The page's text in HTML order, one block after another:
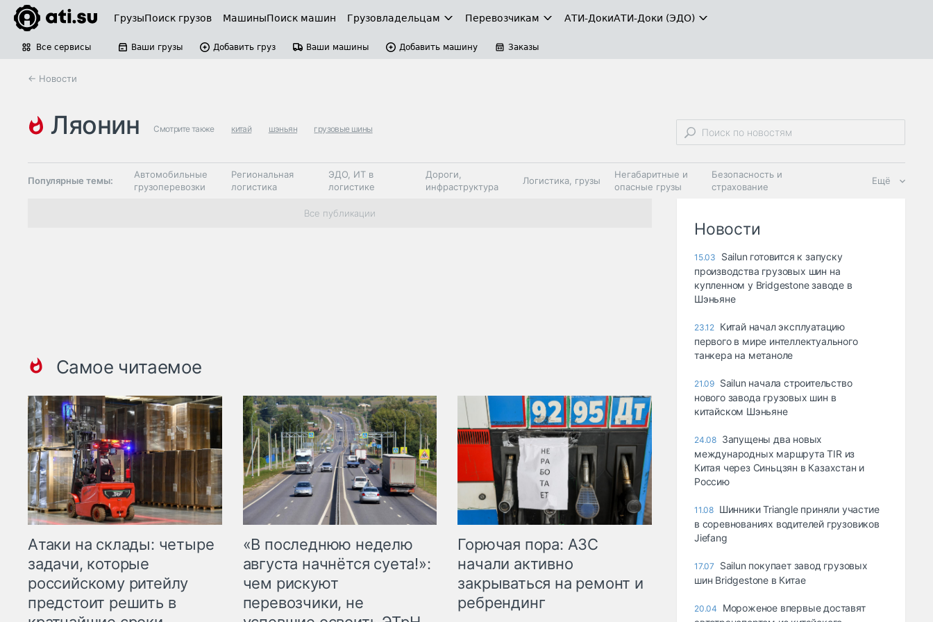
ГрузыПоиск грузов МашиныПоиск машин Грузовладельцам Перевозчикам АТИ-ДокиАТИ-Доки (ЭДО)
Все сервисы Ваши грузы Добавить груз Ваши машины Добавить машину Заказы
← Новости
ляонин Смотрите также китай шэньян грузовые шины
Популярные темы:
Автомобильные
грузоперевозки
Региональная
логистика
ЭДО, ИТ в
логистике
Дороги,
инфраструктура
Логистика, грузы
Негабаритные и
опасные грузы
Безопасность и
страхование
Коммерческий
транспорт
Ещё
Все публикации
Самое читаемое
Атаки на склады: четыре
задачи, которые
российскому ритейлу
предстоит решить в
«В последнюю неделю
августа начнётся суета!»:
чем рискуют
перевозчики, не
Горючая пора: АЗС
начали активно
закрываться на ремонт и
ребрендинг
Новости
15.03
Sailun готовится к запуску
производства грузовых шин на
купленном у Bridgestone заводе в
Шэньяне
23.12 Китай начал эксплуатацию
первого в мире интеллектуального
танкера на метаноле
21.09 Sailun начала строительство
нового завода грузовых шин в
китайском Шэньяне
24.08 Запущены два новых
международных маршрута TIR из
Китая через Синьцзян в Казахстан и
Россию
11.08 Шинники Triangle приняли участие
в соревнованиях водителей грузовиков
Jiefang
17.07
Sailun покупает завод грузовых
шин Bridgestone в Китае
20.04
Мороженое впервые доставят